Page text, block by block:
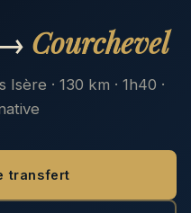
Courchevel
· 130 km · 1h40 ·
transfert